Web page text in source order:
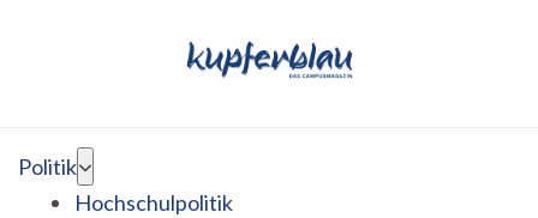
Politik
Hochschulpolitik